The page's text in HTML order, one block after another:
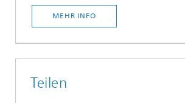
MEHR INFO
Teilen